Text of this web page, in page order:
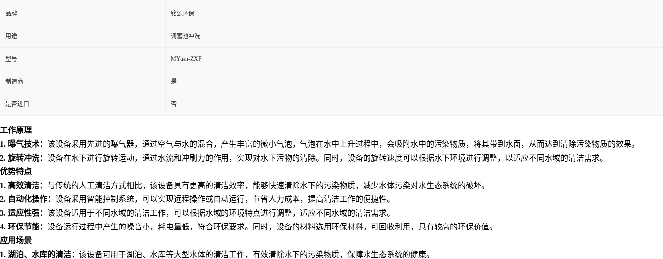
品牌 铭源环保
用途 调蓄池冲洗
型号 MYuan-ZXP
制造商 是
是否进口 否
工作原理
1. 曝气技术： 该设备采用先进的曝气器，通过空气与水的混合，产生丰富的微小气泡，气泡在水中上升过程中，会吸附水中的污染物质，将其带到水面，从而达到清除污染物质的效果。
2. 旋转冲洗： 设备在水下进行旋转运动，通过水流和冲刷力的作用，实现对水下污物的清除。同时，设备的旋转速度可以根据水下环境进行调整，以适应不同水域的清洁需求。
优势特点
1. 高效清洁： 与传统的人工清洁方式相比，该设备具有更高的清洁效率，能够快速清除水下的污染物质，减少水体污染对水生态系统的破坏。
2. 自动化操作： 设备采用智能控制系统，可以实现远程操作或自动运行，节省人力成本，提高清洁工作的便捷性。
3. 适应性强： 该设备适用于不同水域的清洁工作，可以根据水域的环境特点进行调整，适应不同水域的清洁需求。
4. 环保节能： 设备运行过程中产生的噪音小，耗电量低，符合环保要求。同时，设备的材料选用环保材料，可回收利用，具有较高的环保价值。
应用场景
1. 湖泊、水库的清洁： 该设备可用于湖泊、水库等大型水体的清洁工作，有效清除水下的污染物质，保障水生态系统的健康。